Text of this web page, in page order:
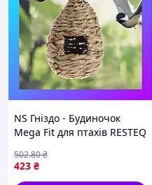
NS Гніздо - Будиночок
Mega Fit для птахів RESTEQ
волокна, годівниця для
дики Nes22/Q
423 ₴
502.80₴